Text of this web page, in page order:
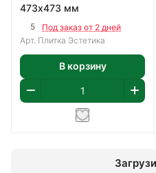
473х473 мм
5
Под заказ от 2 дней
Арт. Плитка Эстетика
В корзину